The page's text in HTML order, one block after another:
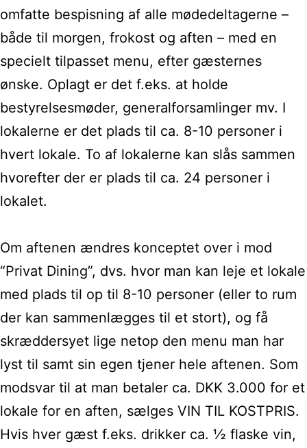
omfatte bespisning af alle mødedeltagerne –
både til morgen, frokost og aften – med en
specielt tilpasset menu, efter gæsternes
ønske. Oplagt er det f.eks. at holde
bestyrelsesmøder, generalforsamlinger mv. I
lokalerne er det plads til ca. 8-10 personer i
hvert lokale. To af lokalerne kan slås sammen
hvorefter der er plads til ca. 24 personer i
lokalet.
Om aftenen ændres konceptet over i mod
“Privat Dining”, dvs. hvor man kan leje et lokale
med plads til op til 8-10 personer (eller to rum
der kan sammenlægges til et stort), og få
skræddersyet lige netop den menu man har
lyst til samt sin egen tjener hele aftenen. Som
modsvar til at man betaler ca. DKK 3.000 for et
lokale for en aften, sælges VIN TIL KOSTPRIS.
Hvis hver gæst f.eks. drikker ca. ½ flaske vin,